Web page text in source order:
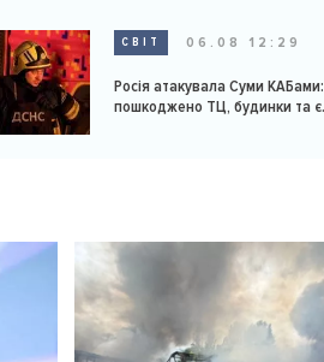
СВІТ 06.08 12:29
Росія атакувала Суми КАБами:
пошкоджено ТЦ, будинки та є